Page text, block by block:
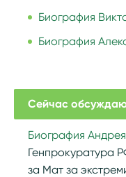
Биография
Биография
Сейчас
Биография
Генпрокуратура
за Мат за